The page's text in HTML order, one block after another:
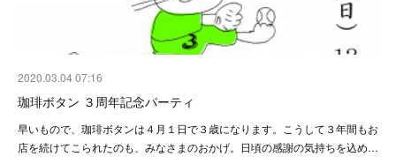
2020.03.04 07:16
珈琲ボタン ３周年記念パーティ
早いもので、珈琲ボタンは４月１日で３歳になります。こうして３年間もお
店を続けてこられたのも、みなさまのおかげ。日頃の感謝の気持ちを込め…